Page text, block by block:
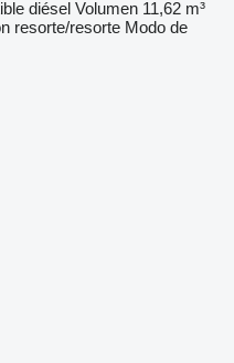
diésel Volumen 11,62 m³
resorte/resorte Modo de